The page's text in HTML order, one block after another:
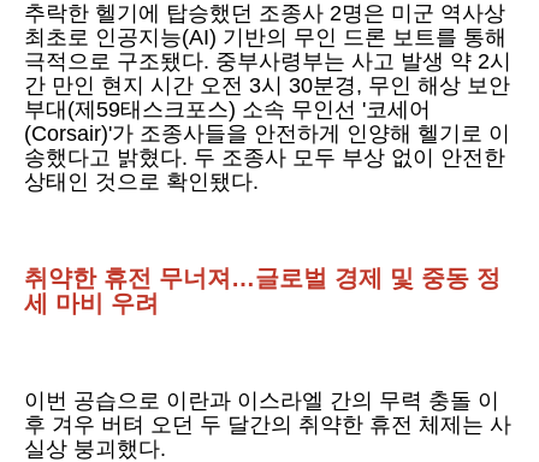
추락한 헬기에 탑승했던 조종사 2명은 미군 역사상
최초로 인공지능(AI) 기반의 무인 드론 보트를 통해
극적으로 구조됐다. 중부사령부는 사고 발생 약 2시
간 만인 현지 시간 오전 3시 30분경, 무인 해상 보안
부대(제59태스크포스) 소속 무인선 '코세어
(Corsair)'가 조종사들을 안전하게 인양해 헬기로 이
송했다고 밝혔다. 두 조종사 모두 부상 없이 안전한
상태인 것으로 확인됐다.
취약한 휴전 무너져…글로벌 경제 및 중동 정
세 마비 우려
이번 공습으로 이란과 이스라엘 간의 무력 충돌 이
후 겨우 버텨 오던 두 달간의 취약한 휴전 체제는 사
실상 붕괴했다.